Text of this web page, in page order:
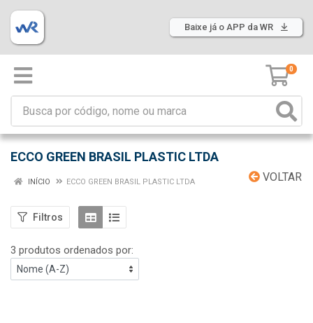
Baixe já o APP da WR
0
ECCO GREEN BRASIL PLASTIC LTDA
VOLTAR
INÍCIO ECCO GREEN BRASIL PLASTIC LTDA
Filtros
3 produtos ordenados por: